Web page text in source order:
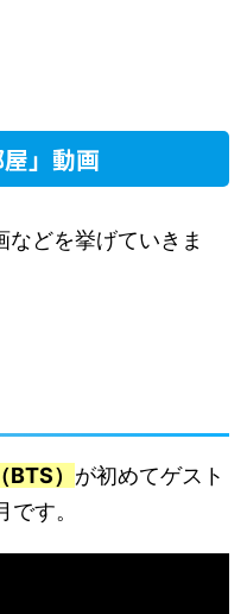
屋」動画
どを挙げていきま
） が初めてゲスト
す。